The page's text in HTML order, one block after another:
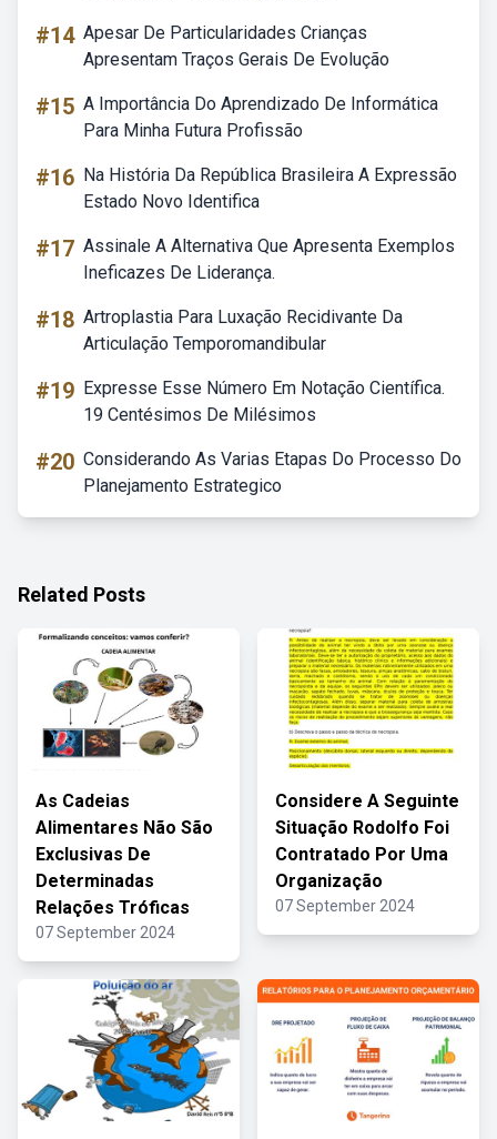
#14 Apesar De Particularidades Crianças
Apresentam Traços Gerais De Evolução
#15 A Importância Do Aprendizado De Informática
Para Minha Futura Profissão
#16 Na História Da República Brasileira A Expressão
Estado Novo Identifica
#17 Assinale A Alternativa Que Apresenta Exemplos
Ineficazes De Liderança.
#18 Artroplastia Para Luxação Recidivante Da
Articulação Temporomandibular
#19 Expresse Esse Número Em Notação Científica.
19 Centésimos De Milésimos
#20 Considerando As Varias Etapas Do Processo Do
Planejamento Estrategico
Related Posts
As Cadeias
Alimentares Não São
Exclusivas De
Determinadas
Relações Tróficas
07 September 2024
Considere A Seguinte
Situação Rodolfo Foi
Contratado Por Uma
Organização
07 September 2024